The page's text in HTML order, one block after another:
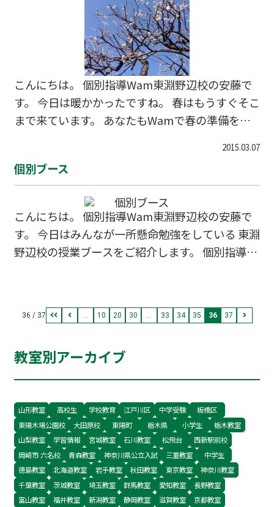
辺 古淵 塾 テスト 町田 相模原 共和中
淵野辺東小 木曽中 木曽境川小 個別 受験
こんにちは。 個別指導Wam東淵野辺校の安藤で
す。 今日は暖かかったですね。 春はもうすぐそこ
まで来ています。 あなたもWamで春の準備をし
せはこちら↓042-851-4360 ホームページから体
験授業のお申込もできます→こちらから淵野辺
辺東小 木曽中 木曽境川小 個別 受験
2015.03.07
個別ブース
こんにちは。 個別指導Wam東淵野辺校の安藤で
す。 今日はみんなが一所懸命勉強をしている 東淵
野辺校の授業ブースをご紹介します。 個別指導W
にすることも無く 授業に集中することができま
す。 この個別ブースは自習席としても開放してい
ースを使うことができます！ 皆さんも、Wamの
個別ブースで勉強してみませんか？ 春期講習好評
ホームページから体験授業のお申込もできます→
こちらから淵野辺 古淵 塾 テスト
36 / 37 10 20 30 33 34 35 36 37
教室別アーカイブ
山形教室 高校生 学校教育 江戸川区 中学受験
板橋区
東陽木場公園校
大田原校 東陽町 栃木県 小学生
栃木教室
山梨教室
学習情報 宮城教室 石川教室 松飛台
西新駅前校
岡崎市 六名校
青森教室 神奈川県公立入試 三重教室
中学生
徳島教室
北海道教室 岩手教室 秋田教室 東京教室
神奈川教室
千葉教室
茨城教室 埼玉教室 群馬教室 愛知教室
長野教室
富山教室
福井教室 新潟教室 静岡教室 滋賀教室
京都教室